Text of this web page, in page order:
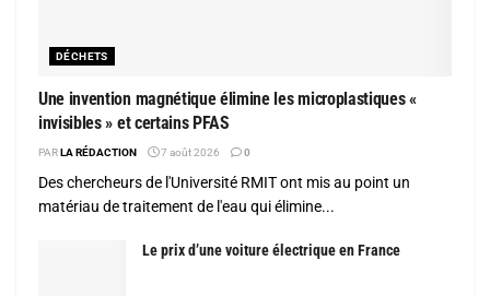
DÉCHETS
Une invention magnétique élimine les microplastiques «
invisibles » et certains PFAS
PARLA RÉDACTION 7 août 2026 0
Des chercheurs de l'Université RMIT ont mis au point un
matériau de traitement de l'eau qui élimine...
Le prix d’une voiture électrique en France